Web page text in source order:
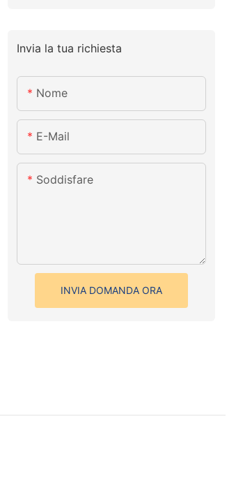
Invia la tua richiesta
Nome
E-Mail
Soddisfare
INVIA DOMANDA ORA